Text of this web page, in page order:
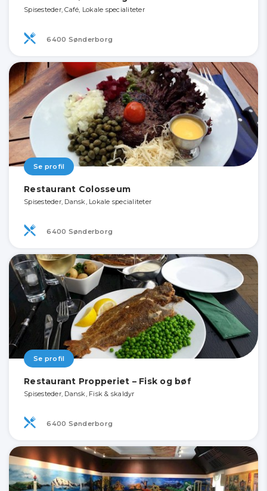
Spisesteder, Café, Lokale specialiteter
6400 Sønderborg
Se profil
Restaurant Colosseum
Spisesteder, Dansk, Lokale specialiteter
6400 Sønderborg
Se profil
Restaurant Propperiet – Fisk og bøf
Spisesteder, Dansk, Fisk & skaldyr
6400 Sønderborg